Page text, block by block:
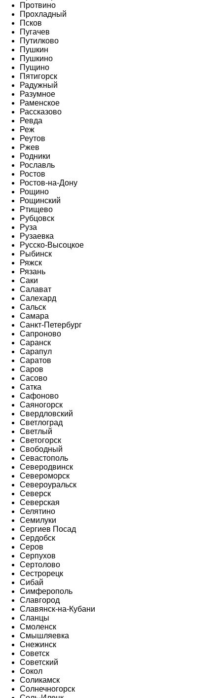
Протвино
Прохладный
Псков
Пугачев
Путилково
Пушкин
Пушкино
Пущино
Пятигорск
Радужный
Разумное
Раменское
Рассказово
Ревда
Реж
Реутов
Ржев
Родники
Рославль
Ростов
Ростов-на-Дону
Рощино
Рощинский
Ртищево
Рубцовск
Руза
Рузаевка
Русско-Высоцкое
Рыбинск
Ряжск
Рязань
Саки
Салават
Салехард
Сальск
Самара
Санкт-Петербург
Сапроново
Саранск
Сарапул
Саратов
Саров
Сасово
Сатка
Сафоново
Саяногорск
Свердловский
Светлоград
Светлый
Светогорск
Свободный
Севастополь
Северодвинск
Североморск
Североуральск
Северск
Северская
Селятино
Семилуки
Сергиев Посад
Сердобск
Серов
Серпухов
Сертолово
Сестрорецк
Сибай
Симферополь
Славгород
Славянск-на-Кубани
Сланцы
Смоленск
Смышляевка
Снежинск
Советск
Советский
Сокол
Соликамск
Солнечногорск